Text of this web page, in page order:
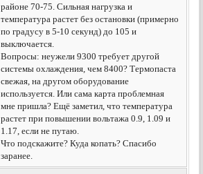
районе 70-75. Сильная нагрузка и
температура растет без остановки (примерно
по градусу в 5-10 секунд) до 105 и
выключается.
Вопросы: неужели 9300 требует другой
системы охлаждения, чем 8400? Термопаста
свежая, на другом оборудование
используется. Или сама карта проблемная
мне пришла? Ещё заметил, что температура
растет при повышении вольтажа 0.9, 1.09 и
1.17, если не путаю.
Что подскажите? Куда копать? Спасибо
заранее.